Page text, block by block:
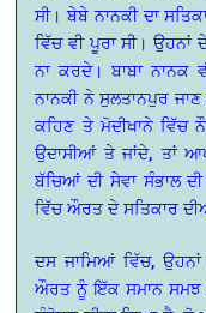
ਸੀ। ਬੇਬੇ ਨਾਨਕੀ ਦਾ
ਵਿੱਚ ਵੀ ਪੂਰਾ ਸੀ।
ਨਾ ਕਰਦੇ। ਬਾਬਾ
ਨਾਨਕੀ ਨੇ ਸੁਲਤਾਨਪੁਰ
ਕਹਿਣ ਤੇ ਮੋਦੀਖਾਨੇ ਵਿੱਚ
ਉਦਾਸੀਆਂ ਤੇ ਜਾਂਦੇ, ਤਾਂ
ਬੱਚਿਆਂ ਦੀ ਸੇਵਾ ਸੰਭਾਲ
ਵਿੱਚ ਔਰਤ ਦੇ ਸਤਿਕਾਰ
ਦਸ ਜਾਮਿਆਂ ਵਿੱਚ,
ਔਰਤ ਨੂੰ ਇੱਕ ਸਮਾਨ ਸਮਝ